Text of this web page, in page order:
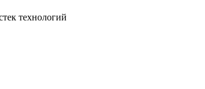
технологий